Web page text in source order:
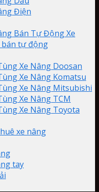
Điện
Bán Tự Động Xe
bán tự động
Xe Nâng Doosan
Xe Nâng Komatsu
Xe Nâng Mitsubishi
Xe Nâng TCM
Xe Nâng Toyota
xe nâng
tay